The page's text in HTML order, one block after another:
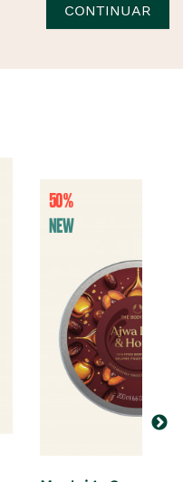
CONTINUAR